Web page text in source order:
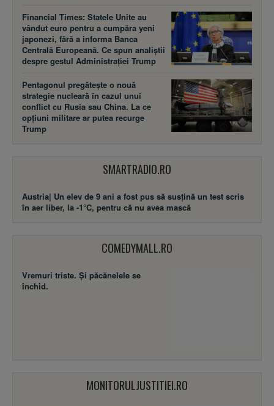
Financial Times: Statele Unite au
vândut euro pentru a cumpăra yeni
japonezi, fără a informa Banca
Centrală Europeană. Ce spun analiștii
despre gestul Administrației Trump
Pentagonul pregătește o nouă
strategie nucleară în cazul unui
conflict cu Rusia sau China. La ce
opțiuni militare ar putea recurge
Trump
SMARTRADIO.RO
Austria| Un elev de 9 ani a fost pus să susţină un test scris
în aer liber, la -1°C, pentru că nu avea mască
COMEDYMALL.RO
Vremuri triste. Şi păcănelele se
închid.
MONITORULJUSTITIEI.RO